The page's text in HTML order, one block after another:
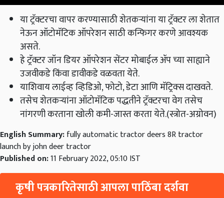
या ट्रॅक्टरचा वापर करण्यासाठी शेतकऱ्यांना या ट्रॅक्टर ला शेतात
नेऊन ऑटोमॅटिक ऑपरेशन साठी कन्फिगर करणे आवश्यक
असते.
हे ट्रॅक्टर जॉन डियर ऑपरेशन सेंटर मोबाईल ॲप च्या साह्याने
उजवीकडे किंवा डावीकडे वळवता येते.
याशिवाय लाईव्ह व्हिडिओ, फोटो, डेटा आणि मॅट्रिक्स दाखवते.
तसेच शेतकऱ्यांना ऑटोमॅटिक पद्धतीने ट्रॅक्टरचा वेग तसेच
नांगरणी करताना खोली कमी-जास्त करता येते.(स्त्रोत-अग्रोवन)
English Summary:fully automatic tractor deers 8R tractor
launch by john deer tractor
Published on:11 February 2022, 05:10 IST
कृषी पत्रकारितेसाठी आपला पाठिंबा दर्शवा